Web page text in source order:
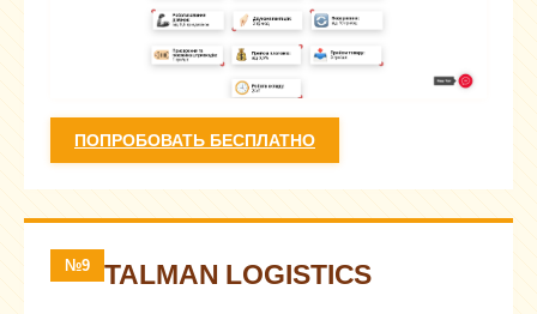
ПОПРОБОВАТЬ БЕСПЛАТНО
№9 TALMAN LOGISTICS